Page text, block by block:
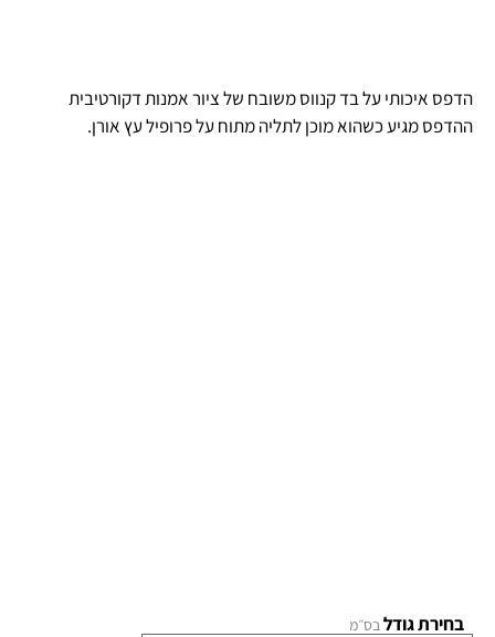
הדפס איכותי על בד קנווס משובח של ציור אמנות דקורטיבית
ההדפס מגיע כשהוא מוכן לתליה מתוח על פרופיל עץ אורן.
בחירת גודל